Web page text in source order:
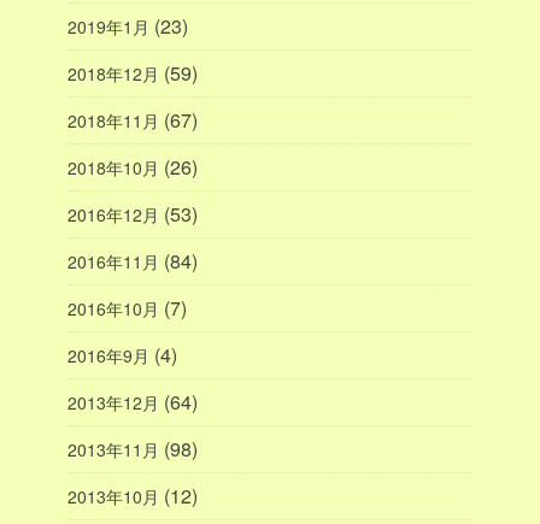
2019年1月 (23)
2018年12月 (59)
2018年11月 (67)
2018年10月 (26)
2016年12月 (53)
2016年11月 (84)
2016年10月 (7)
2016年9月 (4)
2013年12月 (64)
2013年11月 (98)
2013年10月 (12)